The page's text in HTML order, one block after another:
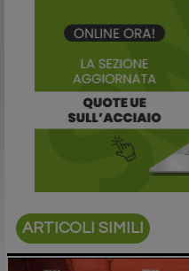
ARTICOLI SIMILI